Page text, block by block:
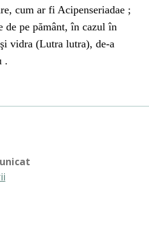
cum ar fi Acipenseriadae ;
pe pământ, în cazul în
vidra (Lutra lutra), de-a
.